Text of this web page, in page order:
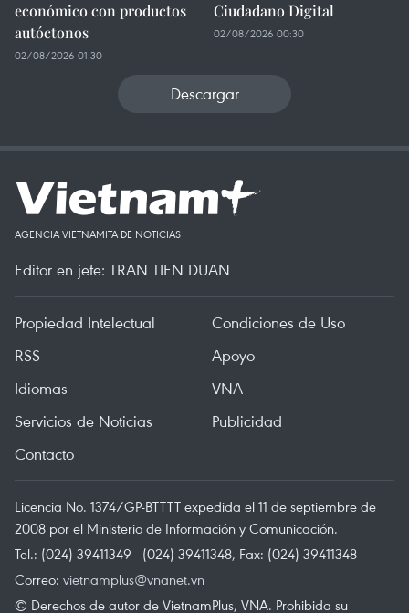
económico con productos
autóctonos
02/08/2026 01:30
Ciudadano Digital
02/08/2026 00:30
Descargar
AGENCIA VIETNAMITA DE NOTICIAS
Editor en jefe: TRAN TIEN DUAN
Propiedad Intelectual
Condiciones de Uso
RSS
Apoyo
Idiomas
VNA
Servicios de Noticias
Publicidad
Contacto
Licencia No. 1374/GP-BTTTT expedida el 11 de septiembre de
2008 por el Ministerio de Información y Comunicación.
Tel.: (024) 39411349 - (024) 39411348, Fax: (024) 39411348
Correo: vietnamplus@vnanet.vn
© Derechos de autor de VietnamPlus, VNA. Prohibida su